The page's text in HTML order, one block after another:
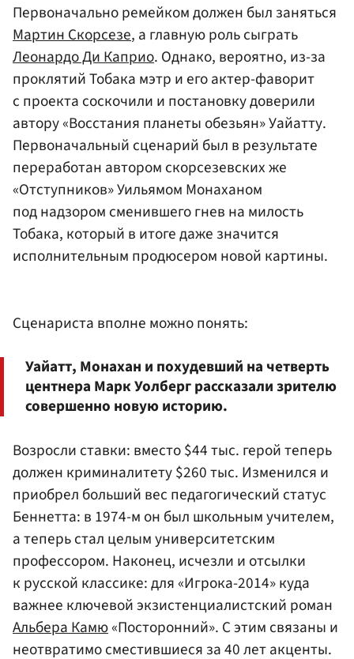
Первоначально ремейком должен был заняться
Мартин Скорсезе, а главную роль сыграть
Леонардо Ди Каприо. Однако, вероятно, из-за
проклятий Тобака мэтр и его актер-фаворит
с проекта соскочили и постановку доверили
автору «Восстания планеты обезьян» Уайатту.
Первоначальный сценарий был в результате
переработан автором скорсезевских же
«Отступников» Уильямом Монаханом
под надзором сменившего гнев на милость
Тобака, который в итоге даже значится
исполнительным продюсером новой картины.
Сценариста вполне можно понять:
Уайатт, Монахан и похудевший на четверть
центнера Марк Уолберг рассказали зрителю
совершенно новую историю.
Возросли ставки: вместо $44 тыс. герой теперь
должен криминалитету $260 тыс. Изменился и
приобрел больший вес педагогический статус
Беннетта: в 1974-м он был школьным учителем,
а теперь стал целым университетским
профессором. Наконец, исчезли и отсылки
к русской классике: для «Игрока-2014» куда
важнее ключевой экзистенциалистский роман
Альбера Камю«Посторонний». С этим связаны и
неотвратимо сместившиеся за 40 лет акценты.